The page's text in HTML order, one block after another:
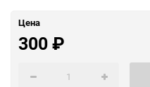
Цена
300₽